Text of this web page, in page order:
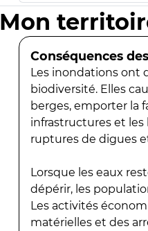
Mon
Conséquences
Les inondations ont
biodiversité. Elles
berges, emporter la
infrastructures et les
ruptures de digues
Lorsque les eaux
dépérir, les
Les activités
matérielles et des